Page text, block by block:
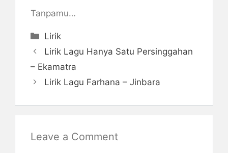
Tanpamu…
Categories
Lirik
Lirik Lagu Hanya Satu Persinggahan
– Ekamatra
Lirik Lagu Farhana – Jinbara
Leave a Comment